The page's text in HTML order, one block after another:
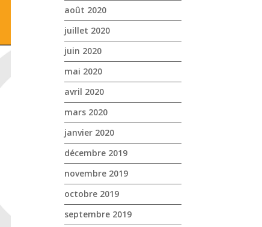
août 2020
juillet 2020
juin 2020
mai 2020
avril 2020
mars 2020
janvier 2020
décembre 2019
novembre 2019
octobre 2019
septembre 2019